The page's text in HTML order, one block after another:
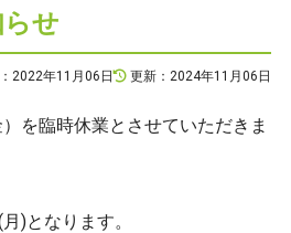
せ
2022年11月06日 更新：2024年11月06日
を臨時休業とさせていただきま
)となります。